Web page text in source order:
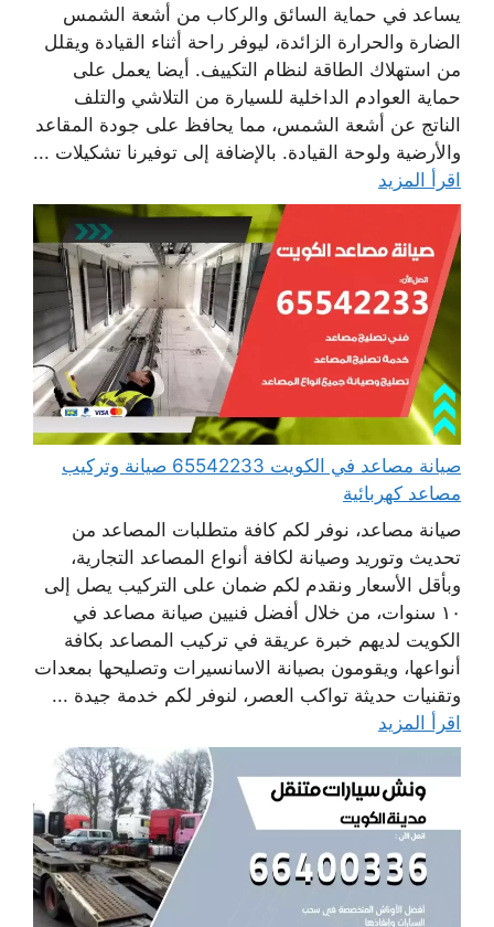
يساعد في حماية السائق والركاب من أشعة الشمس
الضارة والحرارة الزائدة، ليوفر راحة أثناء القيادة ويقلل
من استهلاك الطاقة لنظام التكييف. أيضا يعمل على
حماية العوادم الداخلية للسيارة من التلاشي والتلف
الناتج عن أشعة الشمس، مما يحافظ على جودة المقاعد
والأرضية ولوحة القيادة. بالإضافة إلى توفيرنا تشكيلات ...
اقرأ المزيد
صيانة مصاعد في الكويت 65542233 صيانة وتركيب
مصاعد كهربائية
صيانة مصاعد، نوفر لكم كافة متطلبات المصاعد من
تحديث وتوريد وصيانة لكافة أنواع المصاعد التجارية،
وبأقل الأسعار ونقدم لكم ضمان على التركيب يصل إلى
١٠ سنوات، من خلال أفضل فنيين صيانة مصاعد في
الكويت لديهم خبرة عريقة في تركيب المصاعد بكافة
أنواعها، ويقومون بصيانة الاسانسيرات وتصليحها بمعدات
وتقنيات حديثة تواكب العصر، لنوفر لكم خدمة جيدة ...
اقرأ المزيد